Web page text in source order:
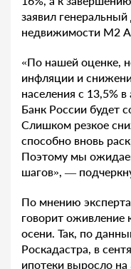
заявил
недвижимости М2
«По нашей оценке,
инфляции и
населения с 13,5% в
Банк России будет
Слишком резкое
способно вновь
Поэтому мы
шагов», —
По мнению
говорит оживление
осени. Так, по
Роскадастра, в
ипотеки выросло на